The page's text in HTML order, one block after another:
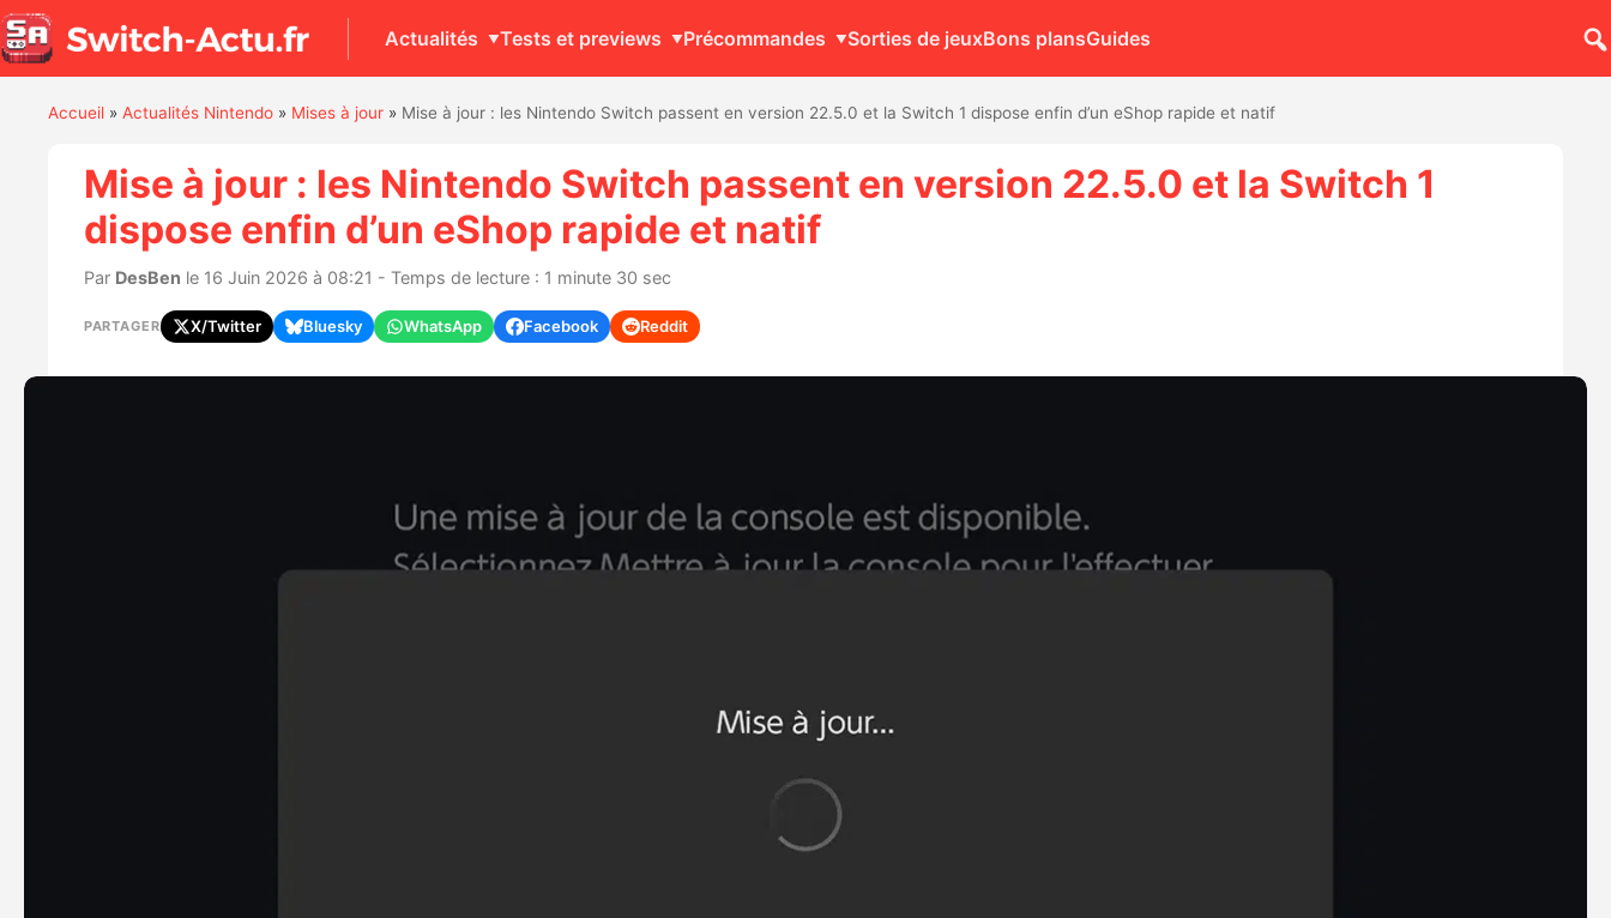
Actualités Tests et previews Précommandes Sorties de jeuxBons plansGuides
Accueil» Actualités Nintendo» Mises à jour» Mise à jour : les Nintendo Switch passent en version 22.5.0 et la Switch 1 dispose enfin d’un eShop rapide et natif
Mise à jour : les Nintendo Switch passent en version 22.5.0 et la Switch 1
dispose enfin d’un eShop rapide et natif
Par DesBen le 16 Juin 2026 à 08:21 - Temps de lecture : 1 minute 30 sec
PARTAGER X/Twitter Bluesky WhatsApp Facebook Reddit